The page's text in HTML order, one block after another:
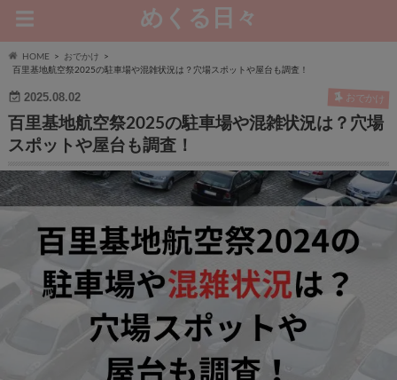
めくる日々
HOME
おでかけ
百里基地航空祭2025の駐車場や混雑状況は？穴場スポットや屋台も調査！
2025.08.02 おでかけ
百里基地航空祭2025の駐車場や混雑状況は？穴場
スポットや屋台も調査！